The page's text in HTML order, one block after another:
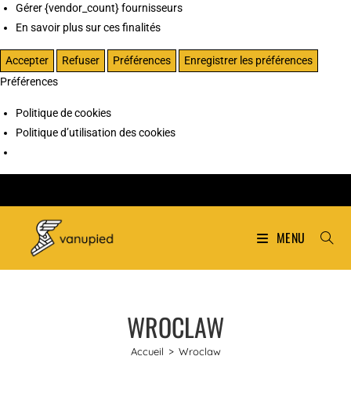
Gérer {vendor_count} fournisseurs
En savoir plus sur ces finalités
Accepter Refuser Préférences
Enregistrer les préférences
Préférences
Politique de cookies
Politique d’utilisation des cookies
MENU
WROCLAW
Accueil > Wroclaw